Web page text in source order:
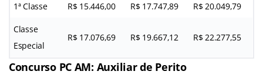
1ª Classe R$ 15.446,00 R$ 17.747,89 R$ 20.049,79
Classe
Especial
R$ 17.076,69 R$ 19.667,12 R$ 22.277,55
Concurso PC AM: Auxiliar de Perito